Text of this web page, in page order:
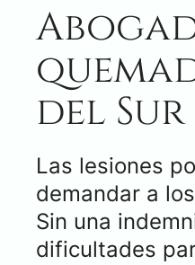
del Sur
Las lesiones
demandar a
Sin una
dificultades